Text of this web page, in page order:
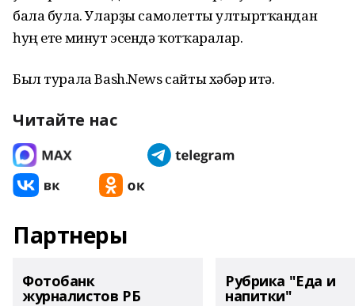
бала була. Уларҙы самолетты ултыртҡандан
һуң ете минут эсендә ҡотҡаралар.
Был турала Bash.News сайты хәбәр итә.
Читайте нас
Партнеры
Фотобанк
журналистов РБ
Рубрика "Еда и
напитки"